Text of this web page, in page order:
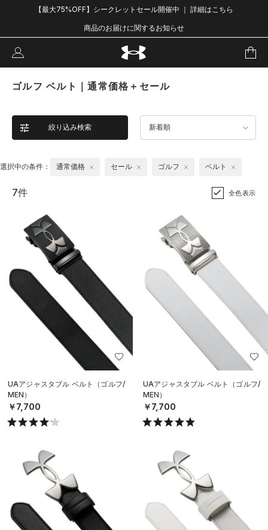
【最大75%OFF】シークレットセール開催中 ｜ 詳細はこちら
商品のお届けに関するお知らせ
ゴルフ ベルト｜通常価格＋セール
絞り込み検索 新着順
選択中の条件： 通常価格 セール ゴルフ ベルト
7件 全色表示
UAアジャスタブル ベルト（ゴルフ/
MEN）
￥7,700
UAアジャスタブル ベルト（ゴルフ/
MEN）
￥7,700